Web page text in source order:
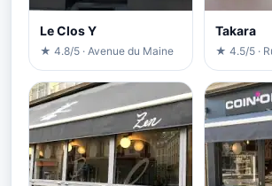
Le Clos Y
★ 4.8/5 · Avenue du Maine
Takara
★ 4.5/5 ·